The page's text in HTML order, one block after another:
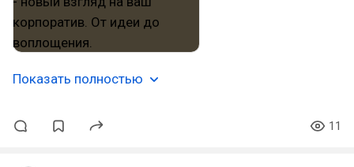
Показать полностью
11